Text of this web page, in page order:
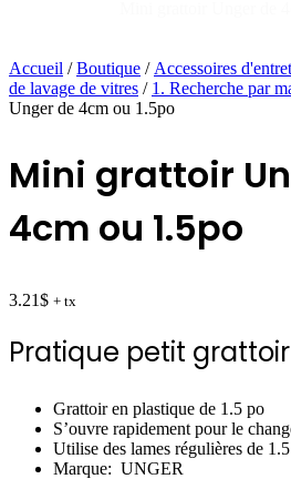
Accueil /Boutique / Accessoires
de lavage de vitres / 1. Recherche par
Unger de 4cm ou 1.5po
Mini grattoir
4cm ou 1.5po
3.21$ + tx
Pratique petit grattoir
Grattoir en plastique de 1.5 po
S’ouvre rapidement pour le
Utilise des lames régulières de
Marque: UNGER